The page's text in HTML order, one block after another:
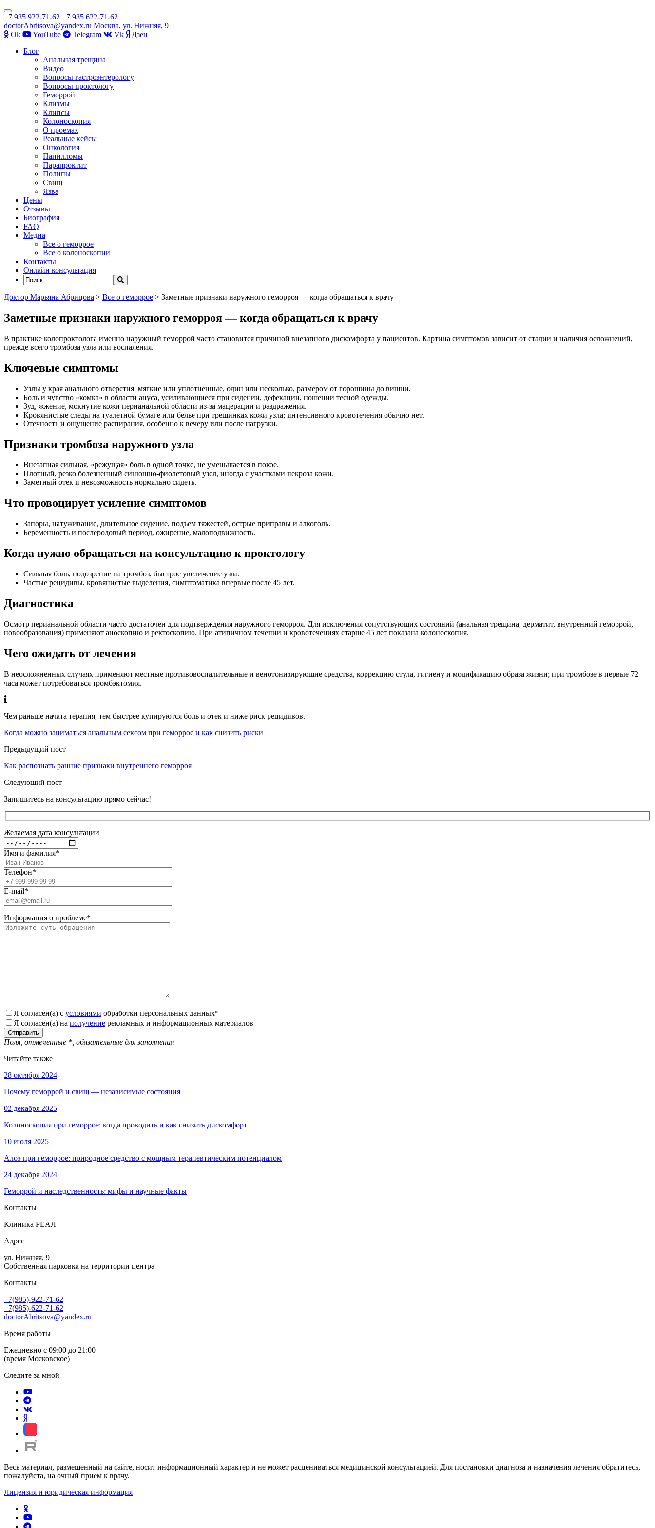
Показать/
Скрыть
навигацию
+7 985 922-71-62 +7 985 622-71-62
doctorAbritsova@yandex.ru Москва, ул. Нижняя, 9
Оk
YouTube Telegram Vk
Дзен
Перейти
содержимому
Блог
Анальная трещина
Видео
Вопросы гастроэнтерологу
Вопросы проктологу
Геморрой
Клизмы
Клипсы
Колоноскопия
О проемах
Реальные кейсы
Онкология
Папилломы
Парапроктит
Полипы
Свищ
Язва
Цены
Отзывы
Биография
FAQ
Медиа
Все о геморрое
Все о колоноскопии
Контакты
Онлайн консультация
Доктор Марьяна Абрицова > Все о геморрое > Заметные признаки наружного геморроя — когда обращаться к врачу
Заметные признаки наружного геморроя — когда обращаться к врачу
В практике колопроктолога именно наружный геморрой часто становится причиной внезапного дискомфорта у пациентов. Картина симптомов зависит от стадии и наличия осложнений,
прежде всего тромбоза узла или воспаления.
Ключевые симптомы
Узлы у края анального отверстия: мягкие или уплотненные, один или несколько, размером от горошины до вишни.
Боль и чувство «комка» в области ануса, усиливающиеся при сидении, дефекации, ношении тесной одежды.
Зуд, жжение, мокнутие кожи перианальной области из‑за мацерации и раздражения.
Кровянистые следы на туалетной бумаге или белье при трещинках кожи узла; интенсивного кровотечения обычно нет.
Отечность и ощущение распирания, особенно к вечеру или после нагрузки.
Признаки тромбоза наружного узла
Внезапная сильная, «режущая» боль в одной точке, не уменьшается в покое.
Плотный, резко болезненный синюшно‑фиолетовый узел, иногда с участками некроза кожи.
Заметный отек и невозможность нормально сидеть.
Что провоцирует усиление симптомов
Запоры, натуживание, длительное сидение, подъем тяжестей, острые приправы и алкоголь.
Беременность и послеродовый период, ожирение, малоподвижность.
Когда нужно обращаться на консультацию к проктологу
Сильная боль, подозрение на тромбоз, быстрое увеличение узла.
Частые рецидивы, кровянистые выделения, симптоматика впервые после 45 лет.
Диагностика
Осмотр перианальной области часто достаточен для подтверждения наружного геморроя. Для исключения сопутствующих состояний (анальная трещина, дерматит, внутренний геморрой,
новообразования) применяют аноскопию и ректоскопию. При атипичном течении и кровотечениях старше 45 лет показана колоноскопия.
Чего ожидать от лечения
В неосложненных случаях применяют местные противовоспалительные и венотонизирующие средства, коррекцию стула, гигиену и модификацию образа жизни; при тромбозе в первые 72
часа может потребоваться тромбэктомия.
Чем раньше начата терапия, тем быстрее купируются боль и отек и ниже риск рецидивов.
Когда можно заниматься анальным сексом при геморрое и как снизить риски
Предыдущий пост
Как распознать ранние признаки внутреннего геморроя
Следующий пост
Запишитесь на консультацию прямо сейчас!
Желаемая дата консультации
Имя и фамилия*
Телефон*
E-mail*
Информация о проблеме*
Я согласен(а) с условиями обработки персональных данных*
Я согласен(а) на получение рекламных и информационных материалов
Поля, отмеченные * , обязательные для заполнения
Читайте также
28 октября 2024
Почему геморрой и свищ — независимые состояния
02 декабря 2025
Колоноскопия при геморрое: когда проводить и как снизить дискомфорт
10 июля 2025
Алоэ при геморрое: природное средство с мощным терапевтическим потенциалом
24 декабря 2024
Геморрой и наследственность: мифы и научные факты
Контакты
Клиника РЕАЛ
Адрес
ул. Нижняя, 9
Собственная парковка на территории центра
Контакты
+7(985)-922-71-62
+7(985)-622-71-62
doctorAbritsova@yandex.ru
Время работы
Ежедневно с 09:00 до 21:00
(время Московское)
Следите за мной
Весь материал, размещенный на сайте, носит информационный характер и не может расцениваться медицинской консультацией. Для постановки диагноза и назначения лечения обратитесь,
пожалуйста, на очный прием к врачу.
Лицензия и юридическая информация